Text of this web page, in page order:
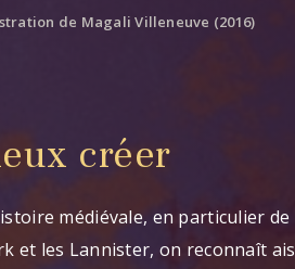
de Magali Villeneuve (2016)
créer
médiévale, en particulier de
et les Lannister, on reconnaît